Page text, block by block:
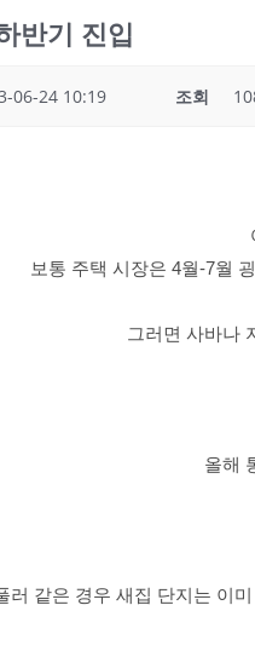
반기 진입
06-24 10:19 조회
보통 주택 시장은 4월-7월
그러면 사바나
올해
러 같은 경우 새집 단지는 이